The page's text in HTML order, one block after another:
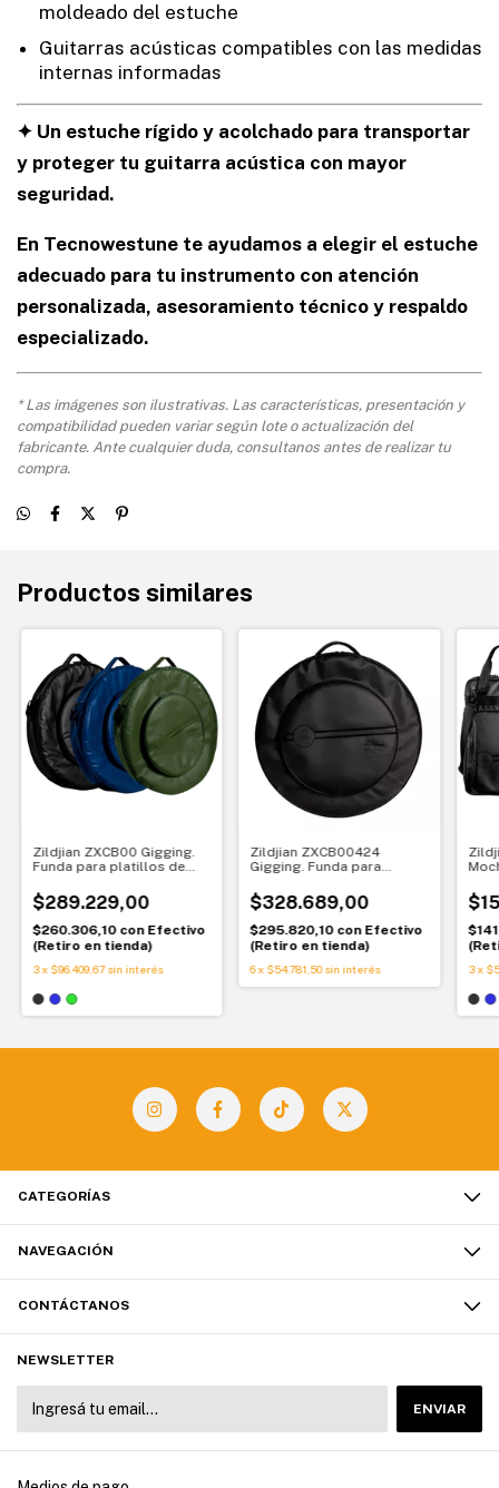
moldeado del estuche
Guitarras acústicas compatibles con las medidas
internas informadas
✦ Un estuche rígido y acolchado para transportar
y proteger tu guitarra acústica con mayor
seguridad.
En Tecnowestune te ayudamos a elegir el estuche
adecuado para tu instrumento con atención
personalizada, asesoramiento técnico y respaldo
especializado.
* Las imágenes son ilustrativas. Las características, presentación y
compatibilidad pueden variar según lote o actualización del
fabricante. Ante cualquier duda, consultanos antes de realizar tu
compra.
Productos similares
Zildjian ZXCB00 Gigging.
Funda para platillos de
versátil y resistente
$289.229,00
$260.306,10 con Efectivo
(Retiro en tienda)
3x $96.409,67 sin interés
Zildjian ZXCB00424
Gigging. Funda para
Transporte premium y
resistente
$328.689,00
$295.820,10 con Efectivo
(Retiro en tienda)
6x $54.781,50 sin interés 3x
CATEGORÍAS
NAVEGACIÓN
CONTÁCTANOS
NEWSLETTER